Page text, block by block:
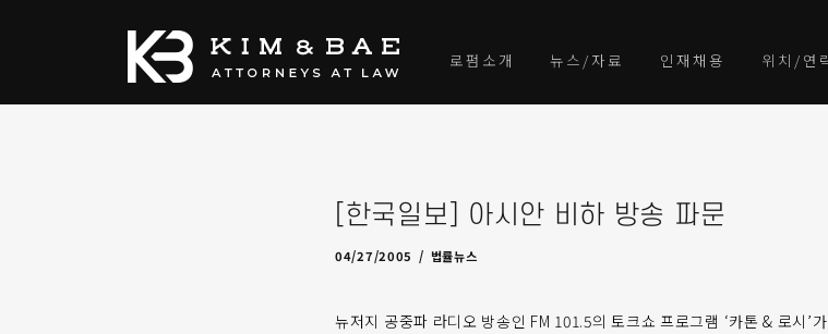
로펌소개 뉴스/자료 인재채용 위치/연
[한국일보] 아시안 비하 방송 파문
04/27/2005
09/12/2009 법률뉴스
byadmin
뉴저지 공중파 라디오 방송인 FM 101.5의 토크쇼 프로그램 ‘카톤 & 로시’